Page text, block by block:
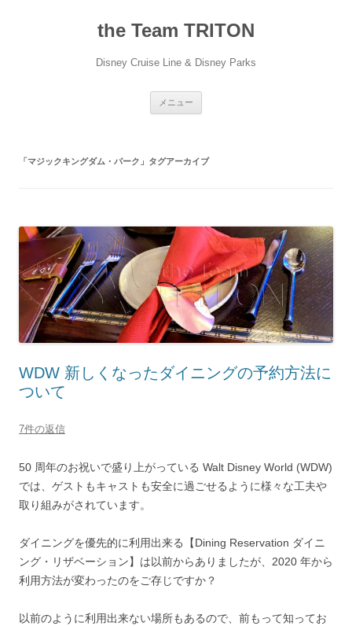
the Team TRITON
Disney Cruise Line & Disney Parks
メニュー
「マジックキングダム・パーク 」タグアーカイブ
WDW 新しくなったダイニングの予約方法に
ついて
7件の返信
50 周年のお祝いで盛り上がっている Walt Disney World (WDW)
では、ゲストもキャストも安全に過ごせるように様々な工夫や
取り組みがされています。
ダイニングを優先的に利用出来る【Dining Reservation ダイニ
ング・リザベーション】は以前からありましたが、2020 年から
利用方法が変わったのをご存じですか？
以前のように利用出来ない場所もあるので、前もって知ってお